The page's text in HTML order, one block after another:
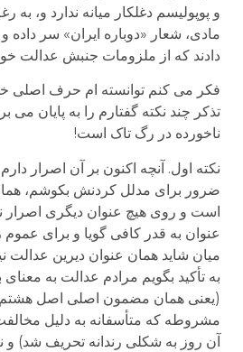
و پوپولیسم دغلکار میانه ندارد و، به
مادی، شعار «دوباره ایران» سر
دادند که از ملزومات جنبش عدالت
فکر می کنم توانسته ام حرف اصلی
تذکر چند نکته گفتارم را به پایان می
ناخورده در رگ تاک است!
نکته اول. آنچه اکنون بر آن اصرار
ضرور برای مدلل کردنش بکوشم،
است و روی هیچ عنوان دیگری اصرار
عنوان به قدر کافی گویا و برای
میان شاید همان عنوان دیرین عدالت
به تأکید بگویم مرادم عدالت به
(یعنی همان مضمون اصلی اصل
مشروطه که متأسفانه به دلیل
آن روز به شکلی رندانه تحریف شد)